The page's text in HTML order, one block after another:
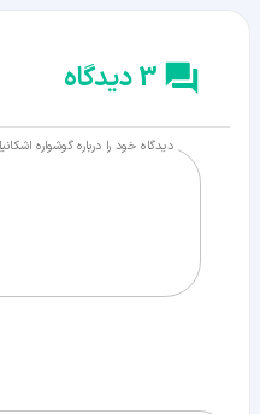
3 دیدگاه
دیدگاه خود را درباره گوشواره